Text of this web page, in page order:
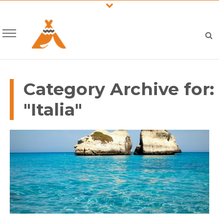
Category Archive for:
"Italia"